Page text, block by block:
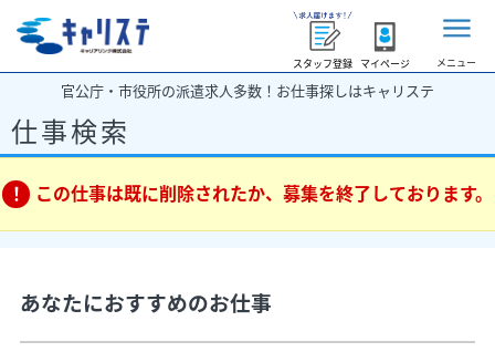
スタッフ登録 マイページ メニュー
官公庁・市役所の派遣求人多数！お仕事探しはキャリステ
仕事検索
この仕事は既に削除されたか、募集を終了しております。
あなたにおすすめのお仕事